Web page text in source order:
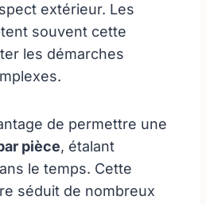
extérieur. Les
souvent cette
les démarches
de permettre une
pièce, étalant
le temps. Cette
séduit de nombreux